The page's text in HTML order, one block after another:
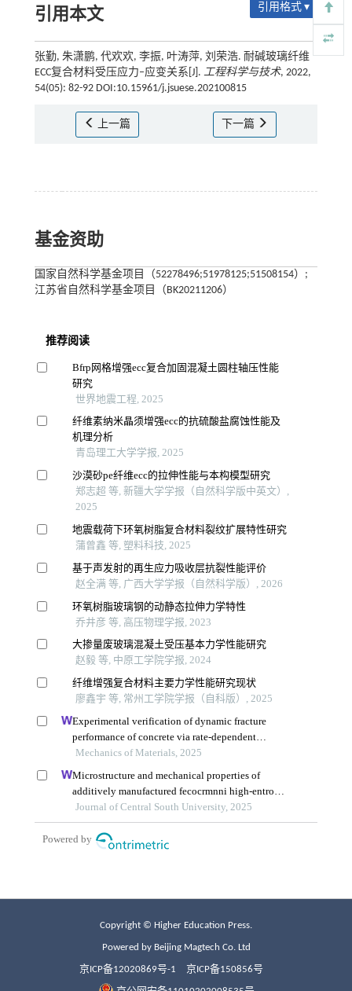
引用本文 引用格式 ▾
张勤, 朱潇鹏, 代欢欢, 李振, 叶涛萍, 刘荣浩. 耐碱玻璃纤维
ECC复合材料受压应力–应变关系[J]. 工程科学与技术, 2022,
54(05): 82-92 DOI:10.15961/j.jsuese.202100815
上一篇 下一篇
基金资助
国家自然科学基金项目（52278496;51978125;51508154）;
江苏省自然科学基金项目（BK20211206）
Copyright © Higher Education Press.
Powered by Beijing Magtech Co. Ltd
京ICP备12020869号-1 京ICP备150856号